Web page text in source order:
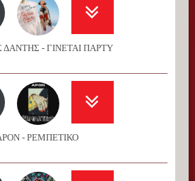
ΔΑΝΤΗΣ - ΓΙΝΕΤΑΙ ΠΑΡΤΥ
- ΡΕΜΠΕΤΙΚΟ